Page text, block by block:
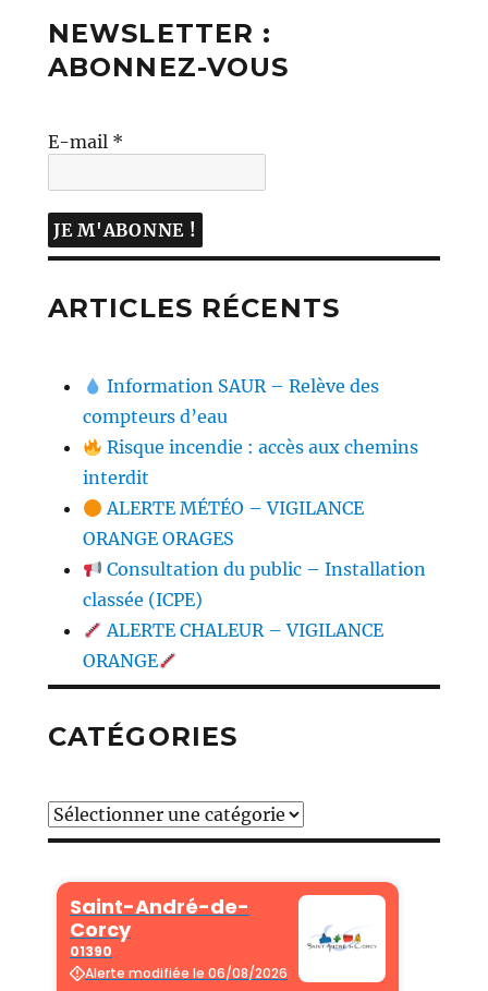
NEWSLETTER :
ABONNEZ-VOUS
E-mail *
ARTICLES RÉCENTS
Information SAUR – Relève des
compteurs d’eau
Risque incendie : accès aux chemins
interdit
ALERTE MÉTÉO – VIGILANCE
ORANGE ORAGES
Consultation du public – Installation
classée (ICPE)
ALERTE CHALEUR – VIGILANCE
ORANGE
CATÉGORIES
Catégories